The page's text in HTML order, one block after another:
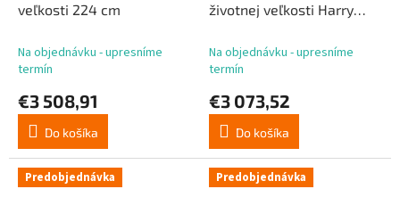
veľkosti 224 cm
Na objednávku - upresníme
termín
€3 508,91
Do košíka
životnej veľkosti Harry
Na objednávku - upresníme
termín
€3 073,52
Do košíka
Predobjednávka Predobjednávka